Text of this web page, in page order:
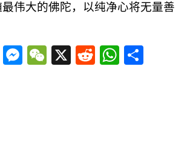
伟大的佛陀，以纯净心将无量善
EmailMessenger
WeChat
X Reddit